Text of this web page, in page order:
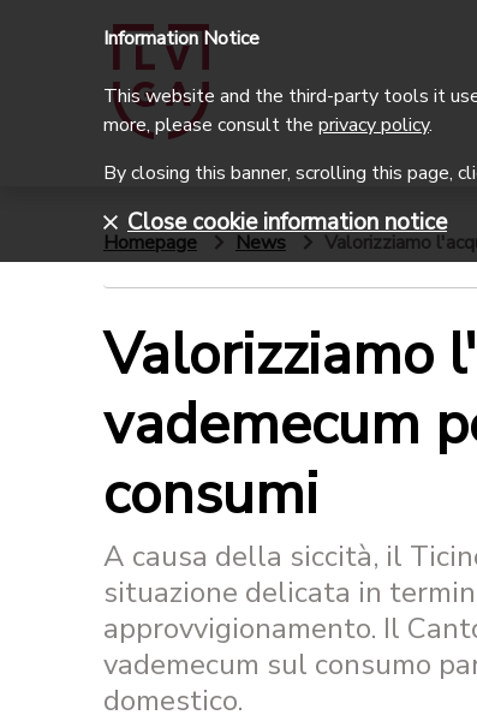
Homepage News Valorizziamo
Valorizziamo
vademecum
consumi
A causa della siccità, il
situazione delicata in
approvvigionamento. Il
vademecum sul consumo
domestico.
Information Notice
This website and the third-party tools it
more, please consult the privacy policy.
By closing this banner, scrolling this page,
Close cookie information notice